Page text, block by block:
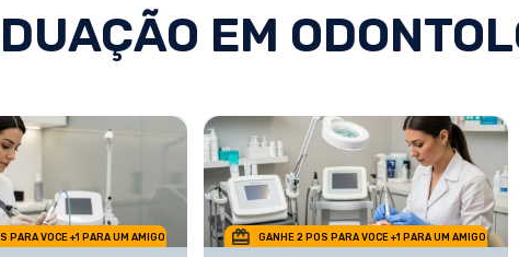
EM
PARA VOCE +1 PARA UM AMIGO GANHE 2 POS PARA VOCE +1 PARA UM AMIGO